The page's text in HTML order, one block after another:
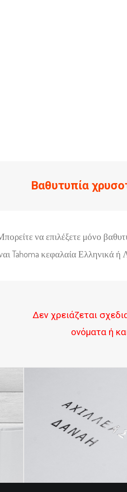
Βαθυτυπία
να επιλέξετε μόνο
Tahoma κεφαλαία Ελληνικά
Δεν χρειάζεται
ονόματα ή